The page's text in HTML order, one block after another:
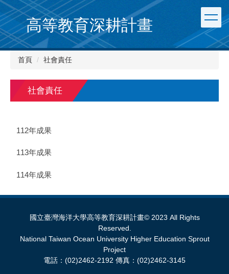
跳
到
主
要
內
高等教育深耕計畫
首頁 社會責任
社會責任
112年成果
113年成果
114年成果
國立臺灣海洋大學高等教育深耕計畫© 2023 All Rights
Reserved.
National Taiwan Ocean University Higher Education Sprout
Project
電話：(02)2462-2192 傳真：(02)2462-3145